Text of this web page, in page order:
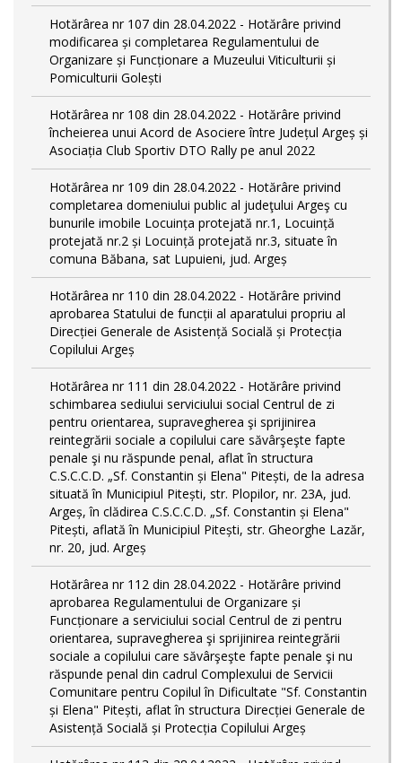
Hotărârea nr 107 din 28.04.2022 - Hotărâre privind
modificarea și completarea Regulamentului de
Organizare și Funcționare a Muzeului Viticulturii și
Pomiculturii Golești
Hotărârea nr 108 din 28.04.2022 - Hotărâre privind
încheierea unui Acord de Asociere între Județul Argeș și
Asociația Club Sportiv DTO Rally pe anul 2022
Hotărârea nr 109 din 28.04.2022 - Hotărâre privind
completarea domeniului public al judeţului Argeş cu
bunurile imobile Locuința protejată nr.1, Locuință
protejată nr.2 și Locuință protejată nr.3, situate în
comuna Băbana, sat Lupuieni, jud. Argeș
Hotărârea nr 110 din 28.04.2022 - Hotărâre privind
aprobarea Statului de funcții al aparatului propriu al
Direcției Generale de Asistență Socială și Protecția
Copilului Argeș
Hotărârea nr 111 din 28.04.2022 - Hotărâre privind
schimbarea sediului serviciului social Centrul de zi
pentru orientarea, supravegherea şi sprijinirea
reintegrării sociale a copilului care săvârşeşte fapte
penale şi nu răspunde penal, aflat în structura
C.S.C.C.D. „Sf. Constantin și Elena" Pitești, de la adresa
situată în Municipiul Pitești, str. Plopilor, nr. 23A, jud.
Argeș, în clădirea C.S.C.C.D. „Sf. Constantin și Elena"
Pitești, aflată în Municipiul Pitești, str. Gheorghe Lazăr,
nr. 20, jud. Argeș
Hotărârea nr 112 din 28.04.2022 - Hotărâre privind
aprobarea Regulamentului de Organizare și
Funcționare a serviciului social Centrul de zi pentru
orientarea, supravegherea şi sprijinirea reintegrării
sociale a copilului care săvârşeşte fapte penale şi nu
răspunde penal din cadrul Complexului de Servicii
Comunitare pentru Copilul în Dificultate "Sf. Constantin
și Elena" Pitești, aflat în structura Direcției Generale de
Asistență Socială și Protecția Copilului Argeș